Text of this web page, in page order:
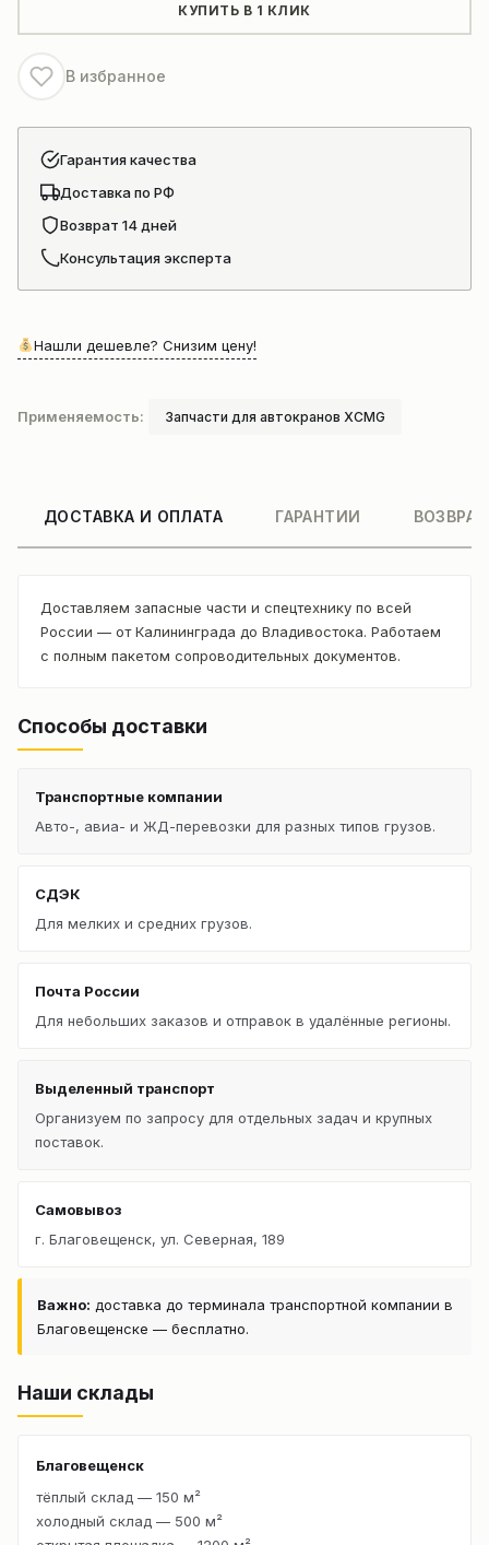
КУПИТЬ В 1 КЛИК
В избранное
Гарантия качества
Доставка по РФ
Возврат 14 дней
Консультация эксперта
Нашли дешевле? Снизим цену!
Применяемость: Запчасти для автокранов XCMG
ДОСТАВКА И ОПЛАТА ГАРАНТИИ
Доставляем запасные части и спецтехнику по всей
России — от Калининграда до Владивостока. Работаем
с полным пакетом сопроводительных документов.
Способы доставки
Транспортные компании
Авто-, авиа- и ЖД-перевозки для разных типов грузов.
СДЭК
Для мелких и средних грузов.
Почта России
Для небольших заказов и отправок в удалённые регионы.
Выделенный транспорт
Организуем по запросу для отдельных задач и крупных
поставок.
Самовывоз
г. Благовещенск, ул. Северная, 189
Важно: доставка до терминала транспортной компании в
Благовещенске — бесплатно.
Наши склады
Благовещенск
тёплый склад — 150 м²
холодный склад — 500 м²